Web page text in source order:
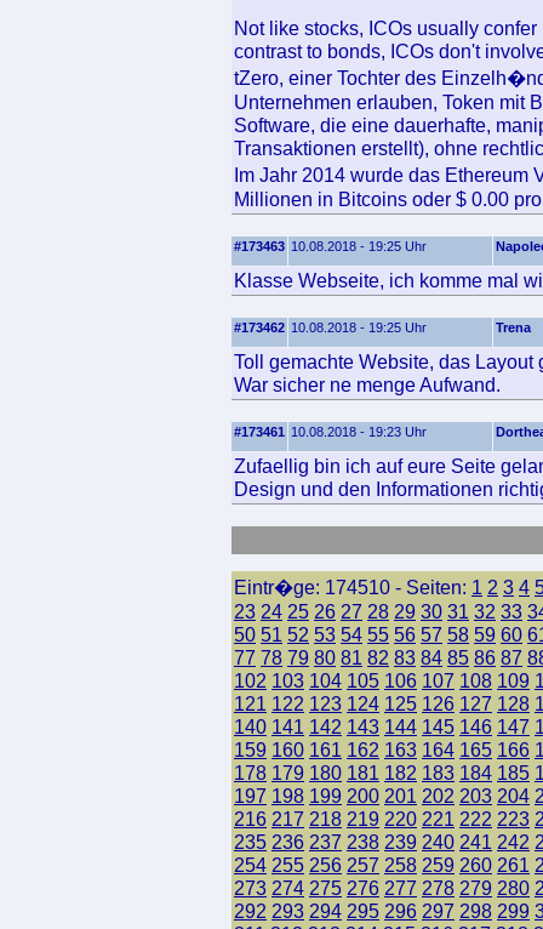
Not like stocks, ICOs usually
contrast to bonds, ICOs don't
tZero, einer Tochter des
Unternehmen erlauben, Token mit
Software, die eine dauerhafte,
Transaktionen erstellt), ohne
Im Jahr 2014 wurde das
Millionen in Bitcoins oder $ 0.00
#173463 10.08.2018 - 19:25 Uhr
Klasse Webseite, ich komme mal
#173462 10.08.2018 - 19:25 Uhr Trena
Toll gemachte Website, das Layout
War sicher ne menge Aufwand.
#173461 10.08.2018 - 19:23 Uhr
Zufaellig bin ich auf eure Seite
Design und den Informationen
Eintr�ge: 174510 - Seiten: 1 2 3 4
23 24 25 26 27 28 29 30 31 32 33
50 51 52 53 54 55 56 57 58 59 60
77 78 79 80 81 82 83 84 85 86 87
102 103 104 105 106 107 108 109
121 122 123 124 125 126 127 128
140 141 142 143 144 145 146 147
159 160 161 162 163 164 165 166
178 179 180 181 182 183 184 185
197 198 199 200 201 202 203 204
216 217 218 219 220 221 222 223
235 236 237 238 239 240 241 242
254 255 256 257 258 259 260 261
273 274 275 276 277 278 279 280
292 293 294 295 296 297 298 299